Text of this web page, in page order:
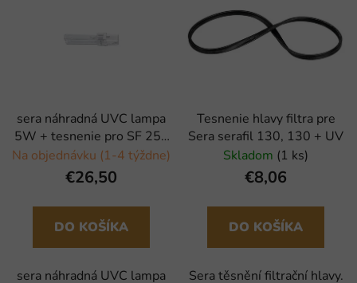
sera náhradná UVC lampa
5W + tesnenie pro SF 250
A 400
Na objednávku (1-4 týždne)
€26,50
DO KOŠÍKA
sera náhradná UVC lampa
Tesnenie hlavy filtra pre
Sera serafil 130, 130 + UV
Skladom (1 ks)
€8,06
DO KOŠÍKA
Sera těsnění filtrační hlavy.